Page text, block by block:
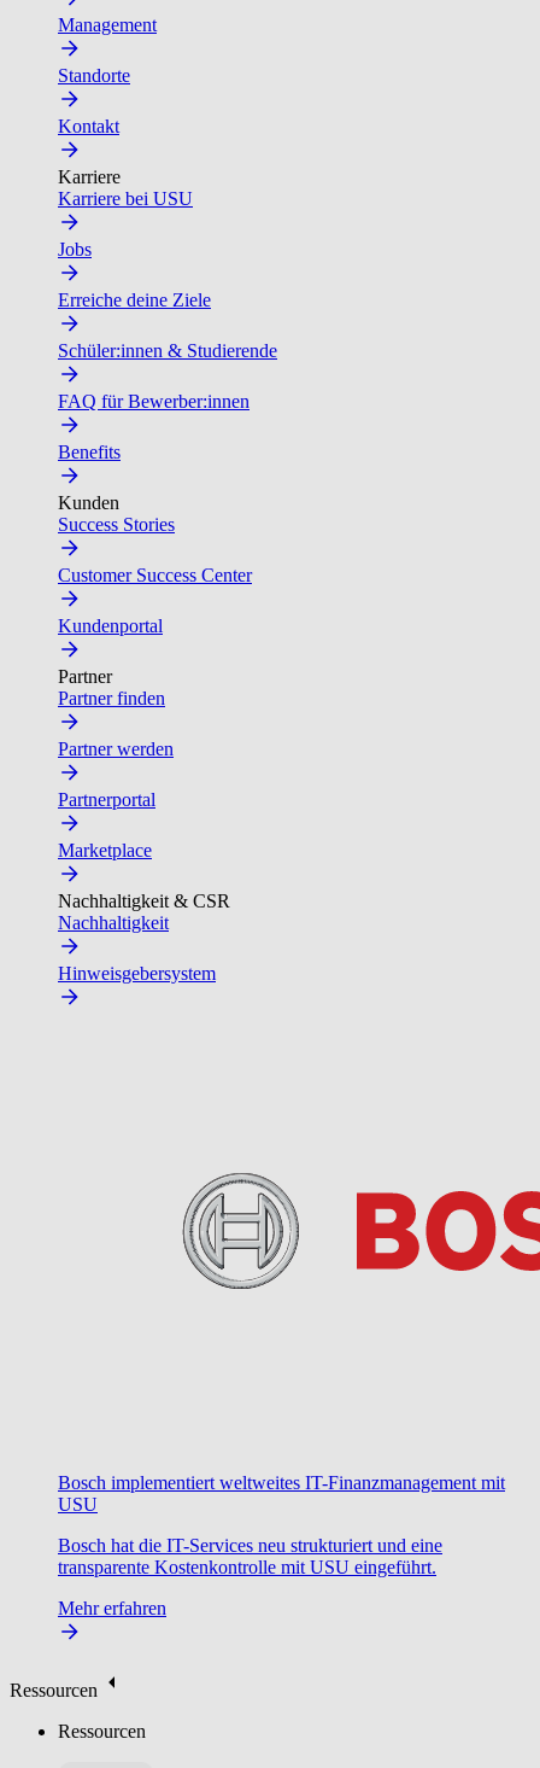
Management
Standorte
Kontakt
Karriere
Karriere bei USU
Jobs
Erreiche deine Ziele
Schüler:innen & Studierende
FAQ für Bewerber:innen
Benefits
Kunden
Success Stories
Customer Success Center
Kundenportal
Partner
Partner finden
Partner werden
Partnerportal
Marketplace
Nachhaltigkeit & CSR
Nachhaltigkeit
Hinweisgebersystem
Bosch implementiert weltweites IT-Finanzmanagement mit
USU
Bosch hat die IT-Services neu strukturiert und eine
transparente Kostenkontrolle mit USU eingeführt.
Mehr erfahren
Ressourcen
Ressourcen